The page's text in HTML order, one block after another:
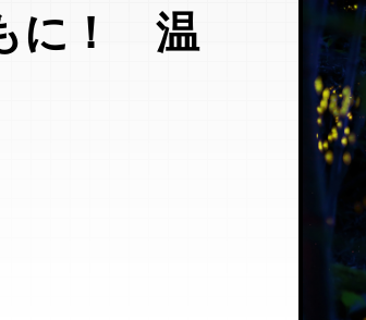
に！ 温